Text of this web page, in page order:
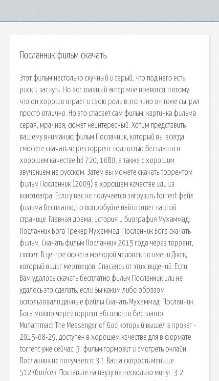
Посланник фильм скачать
Этот фильм настолько скучный и серый, что под него есть
риск и заснуть. Но вот главный актер мне нравится, потому
что он хорошо играет и свою роль в это кино он тоже сыграл
просто отлично. Но это спасает сам фильм, картинка фильма
серая, мрачная, сюжет неинтересный. Хотим представить
вашему вниманию фильм Посланник, который вы всегда
сможете скачать через торрент полностью бесплатно в
хорошем качестве hd 720, 1080, а также с хорошим
звучанием на русском. Затем вы можете скачать торрентом
фильм Посланник (2009) в хорошем качестве или из
кинотеатра. Если у вас не получается загрузить torrent файл
фильма бесплатно, то попробуйте найти ответ на этой
странице. Главная драма, история и биография Мухаммад:
Посланник Бога Трекер Мухаммад: Посланник Бога скачать
фильм. Скачать фильм Посланник 2015 года через торрент,
сюжет: В центре сюжета молодой человек по имени Джек,
который видит мертвецов. Спасаясь от этих видений. Если
Вам удалось скачать бесплатно фильм Посланник или не
удалось это сделать, если Вы каким либо образом
использовали данные файлы Скачать Мухаммад: Посланник
Бога можно через торрент абсолютно бесплатно.
Muhammad: The Messenger of God который вышел в прокат -
2015-08-29, доступен в хорошем качестве для в формате
torrent уже сейчас. 3. фильм тормозит и смотреть онлайн
Посланник не получается: 3.1 Ваша скорость меньше
512Кбит/сек. Поставьте на паузу на несколько минут. 3.2